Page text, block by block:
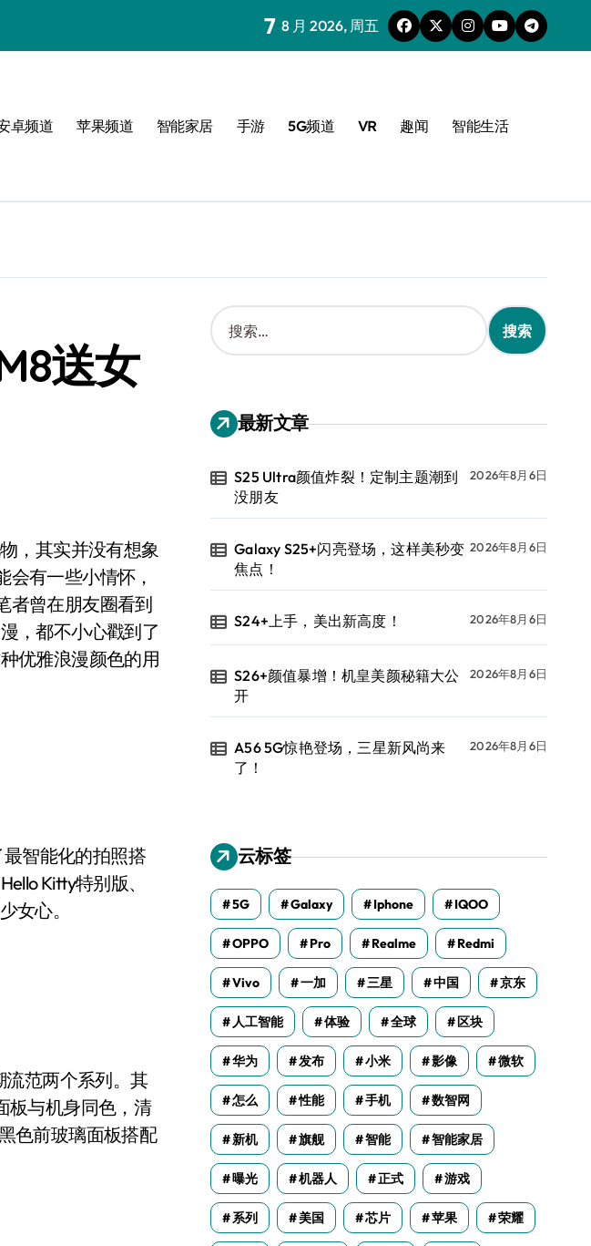
7 8 月 2026, 周五
卓频道 苹果频道 智能家居 手游 5G频道 VR 趣闻 智能生活
送女
有一些小情怀，
者曾在朋友圈看到
，都不小心戳到了
优雅浪漫颜色的用
智能化的拍照搭
Kitty特别版、
女心。
范两个系列。其
板与机身同色，清
色前玻璃面板搭配
搜
索
：
最新文章
S25 Ultra颜值炸裂！定制主题潮到
没朋友
2026年8月6日
Galaxy S25+闪亮登场，这样美秒变
焦点！
2026年8月6日
S24+上手，美出新高度！ 2026年8月6日
S26+颜值暴增！机皇美颜秘籍大公
开
2026年8月6日
A56 5G惊艳登场，三星新风尚来
了！
2026年8月6日
云标签
5G Galaxy Iphone IQOO
OPPO Pro Realme Redmi
Vivo 一加 三星 中国 京东
人工智能 体验 全球 区块
华为 发布 小米 影像 微软
怎么 性能 手机 数智网
新机 旗舰 智能 智能家居
曝光 机器人 正式 游戏
系列 美国 芯片 苹果 荣耀